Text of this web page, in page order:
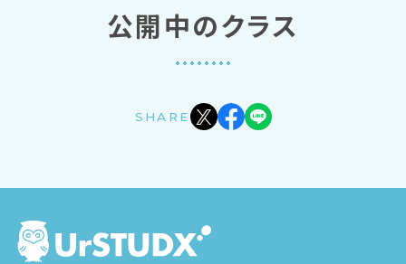
公開中のクラス
SHARE